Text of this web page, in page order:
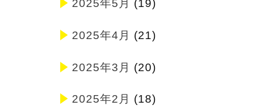
2025年5月 (19)
2025年4月 (21)
2025年3月 (20)
2025年2月 (18)